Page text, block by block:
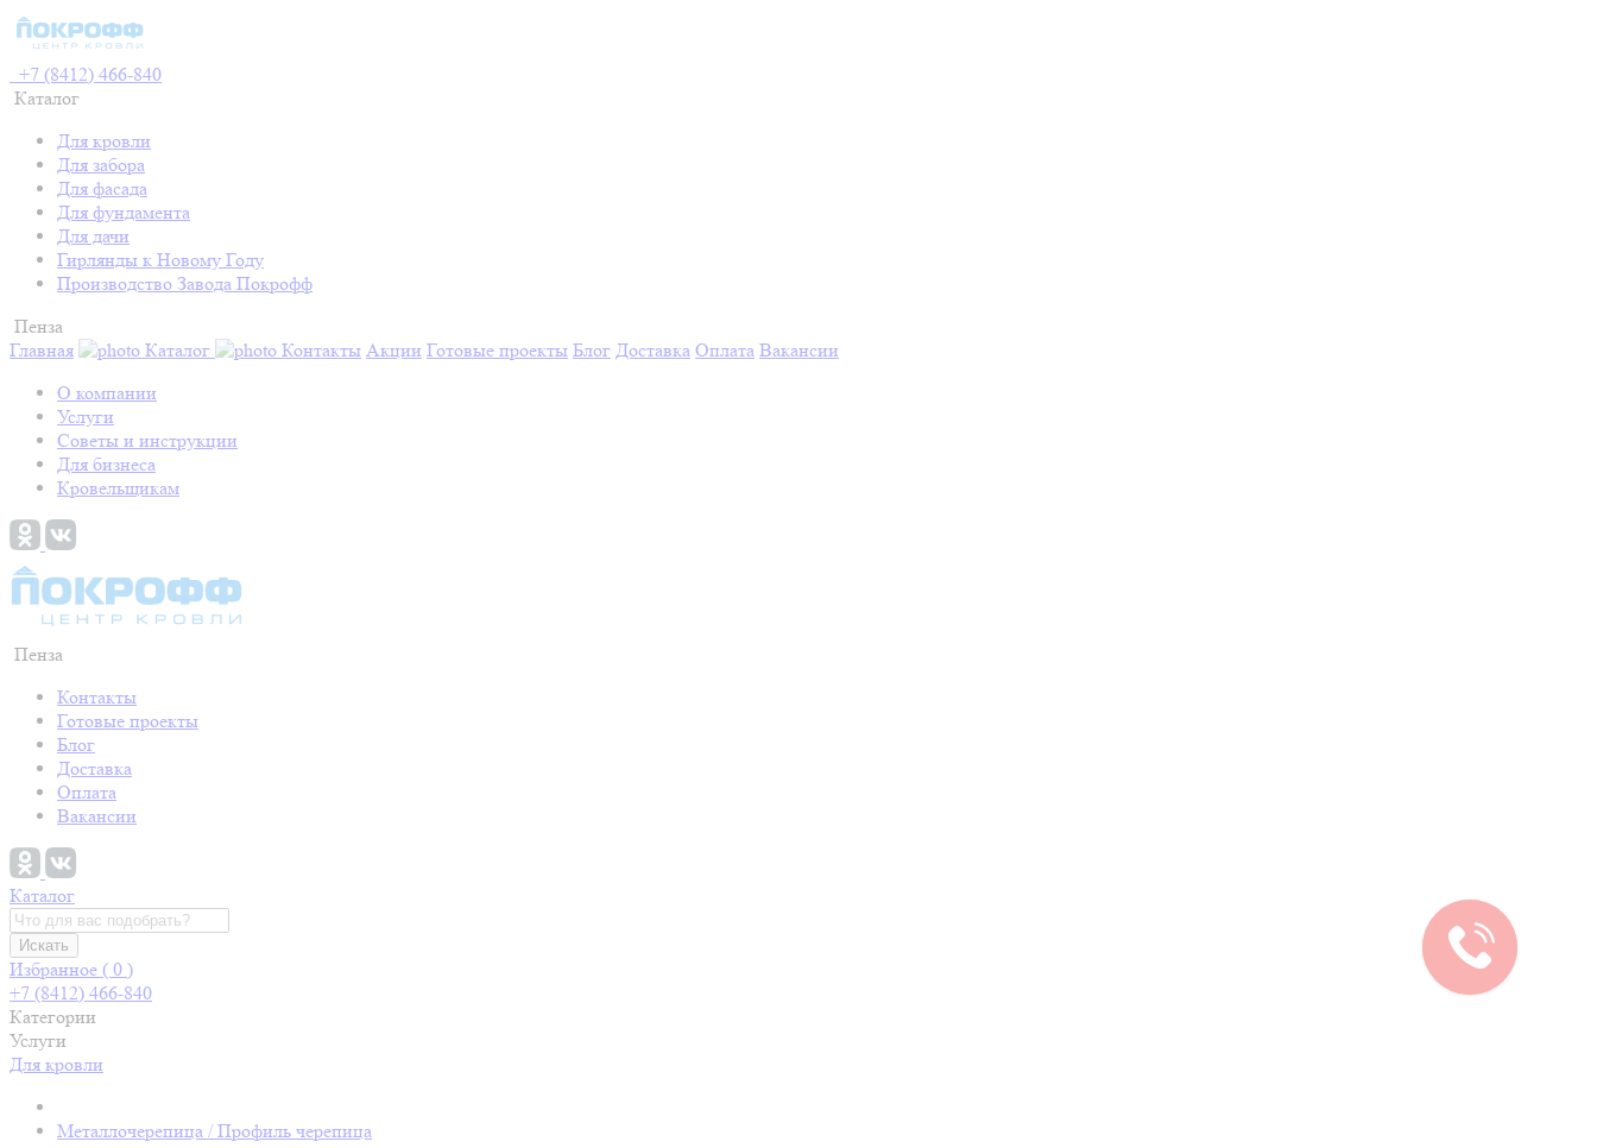
+7 (8412) 466-840
Каталог
Для кровли
Для забора
Для фасада
Для фундамента
Для дачи
Гирлянды к Новому Году
Производство Завода Покрофф
Пенза
Главная
Каталог Контакты Акции Готовые проекты Блог Доставка Оплата Вакансии
О компании
Услуги
Советы и инструкции
Для бизнеса
Кровельщикам
Пенза
Контакты
Готовые проекты
Блог
Доставка
Оплата
Вакансии
Каталог
Искать
Избранное ( 0 )
+7 (8412) 466-840
Категории
Услуги
Для кровли
Металлочерепица / Профиль черепица